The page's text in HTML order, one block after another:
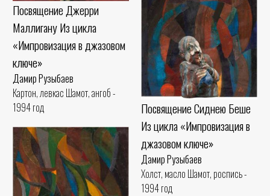
Посвящение Джерри
Маллигану Из цикла
«Импровизация в джазовом
ключе»
Дамир Рузыбаев
Картон, левкас Шамот, ангоб -
1994 год
Посвящение Сиднею Беше
Из цикла «Импровизация в
джазовом ключе»
Дамир Рузыбаев
Холст, масло Шамот, роспись -
1994 год